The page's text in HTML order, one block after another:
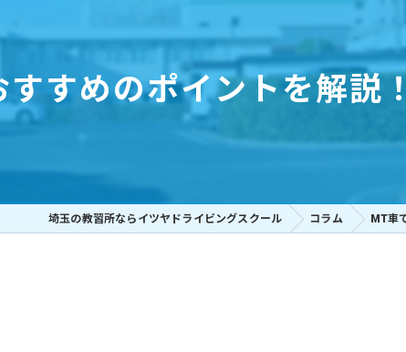
ペーパードライバー
すめのポイントを解説！
埼玉の教習所ならイツヤドライビングスクール コラム MT車